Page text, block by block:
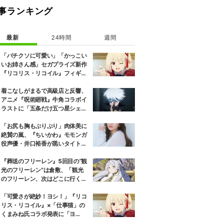
ランキング
最新 24時間 週間
「バチクソに可愛い」「かっこい
いお姉さん感」セガプライズ新作
『リコリス・リコイル』フィギュ
着こなしがまるで高級店と反響、
アニメ『呪術廻戦』牛角コラボイ
ラストに「五条だけ五つ星シェ
「お尻も胸もぷりぷり」肉体美に
絶賛の嵐、『ちいかわ』モモンガ
役声優・井口裕香が黒いタイトウ
『葬送のフリーレン』5回目の“観
光のフリーレン”は倉敷、「観光
のフリーレン、次はどこに行くの
「可愛さが絶妙！ヨシ！」『リコ
リス・リコイル』×「仕事猫」の
くまみね氏コラボ発表に「ヨ